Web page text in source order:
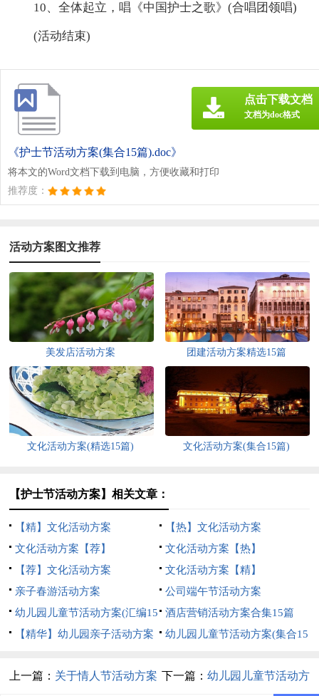
10、全体起立，唱《中国护士之歌》(合唱团领唱)
(活动结束)
《护士节活动方案(集合15篇).doc》
将本文的Word文档下载到电脑，方便收藏和打印
推荐度：
点击下载文档
文档为doc格式
活动方案图文推荐
美发店活动方案 团建活动方案精选15篇
文化活动方案(精选15篇) 文化活动方案(集合15篇)
【护士节活动方案】相关文章：
【精】文化活动方案
【热】文化活动方案
文化活动方案【荐】
文化活动方案【热】
【荐】文化活动方案
文化活动方案【精】
亲子春游活动方案
公司端午节活动方案
幼儿园儿童节活动方案(汇编15
篇)
酒店营销活动方案合集15篇
【精华】幼儿园亲子活动方案
幼儿园儿童节活动方案(集合15
上一篇： 关于情人节活动方案 下一篇： 幼儿园儿童节活动方